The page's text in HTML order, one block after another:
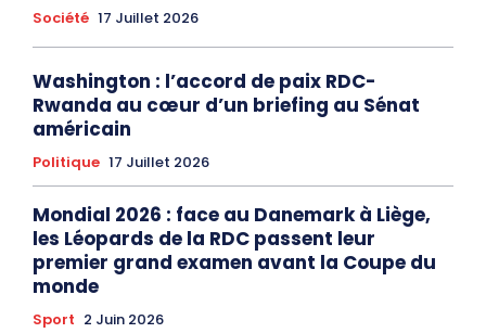
Société 17 Juillet 2026
Washington : l’accord de paix RDC-
Rwanda au cœur d’un briefing au Sénat
américain
Politique 17 Juillet 2026
Mondial 2026 : face au Danemark à Liège,
les Léopards de la RDC passent leur
premier grand examen avant la Coupe du
monde
Sport 2 Juin 2026